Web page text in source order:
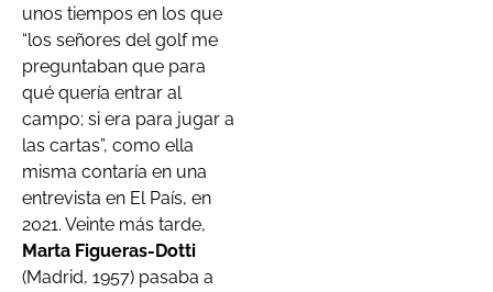
unos tiempos en los que
“los señores del golf me
preguntaban que para
qué quería entrar al
campo; si era para jugar a
las cartas”, como ella
misma contaría en una
entrevista en El País, en
2021. Veinte más tarde,
Marta Figueras-Dotti
(Madrid, 1957) pasaba a